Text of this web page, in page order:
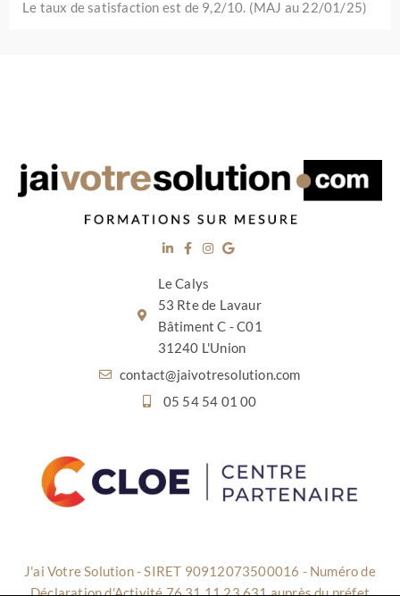
Le taux de satisfaction est de 9,2/10. (MAJ au 22/01/25)
Le Calys
53 Rte de Lavaur
Bâtiment C - C01
31240 L'Union
contact@jaivotresolution.com
05 54 54 01 00
J'ai Votre Solution - SIRET 90912073500016 - Numéro de
Déclaration d'Activité 76 31 11 23 631 auprès du préfet